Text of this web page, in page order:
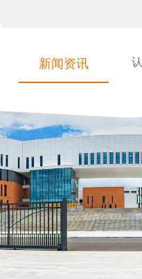
新闻资讯